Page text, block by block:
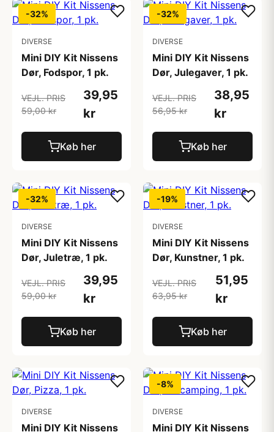
-32%
DIVERSE
Mini DIY Kit Nissens
Dør, Fodspor, 1 pk.
VEJL. PRIS
59,00 kr
39,95
kr
Køb her
-32%
DIVERSE
Mini DIY Kit Nissens
Dør, Julegaver, 1 pk.
VEJL. PRIS
56,95 kr
38,95
kr
Køb her
-32%
DIVERSE
Mini DIY Kit Nissens
Dør, Juletræ, 1 pk.
VEJL. PRIS
59,00 kr
39,95
kr
Køb her
-19%
DIVERSE
Mini DIY Kit Nissens
Dør, Kunstner, 1 pk.
VEJL. PRIS
63,95 kr
51,95
kr
Køb her
DIVERSE
Mini DIY Kit Nissens
-8%
DIVERSE
Mini DIY Kit Nissens